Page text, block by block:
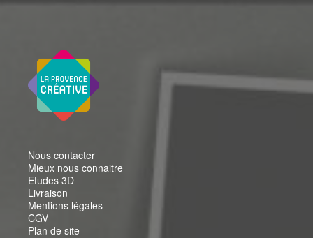
Nous contacter
Mieux nous connaitre
Etudes 3D
Livraison
Mentions légales
CGV
Plan de site